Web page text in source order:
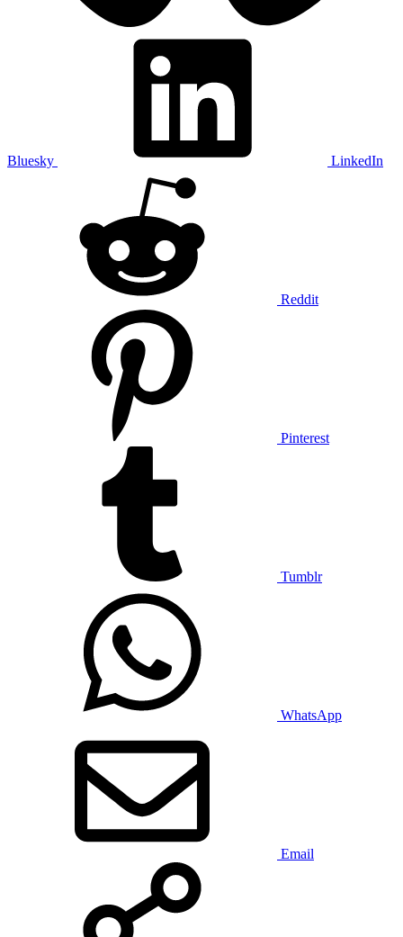
Bluesky LinkedIn
Reddit
Pinterest
Tumblr
WhatsApp
Email